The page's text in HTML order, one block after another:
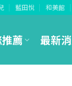
藍田悅 和美館
薦 最新